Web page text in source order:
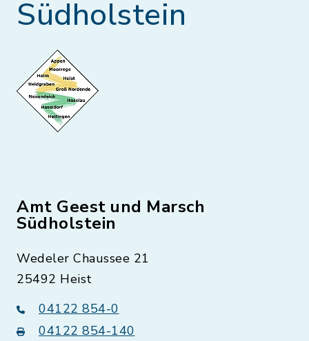
Südholstein
Amt Geest und Marsch
Südholstein
Wedeler Chaussee 21
25492 Heist
04122 854-0
04122 854-140